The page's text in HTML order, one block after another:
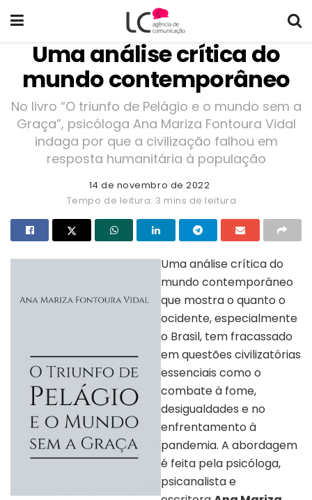
Uma análise crítica do
mundo contemporâneo
No livro “O triunfo de Pelágio e o mundo sem a
Graça”, psicóloga Ana Mariza Fontoura Vidal
indaga por que a civilização falhou em
resposta humanitária à população
14 de novembro de 2022
Tempo de leitura: 3 mins de leitura
Uma análise crítica do
mundo contemporâneo
que mostra o quanto o
ocidente, especialmente
o Brasil, tem fracassado
em questões civilizatórias
essenciais como o
combate à fome,
desigualdades e no
enfrentamento à
pandemia. A abordagem
é feita pela psicóloga,
psicanalista e